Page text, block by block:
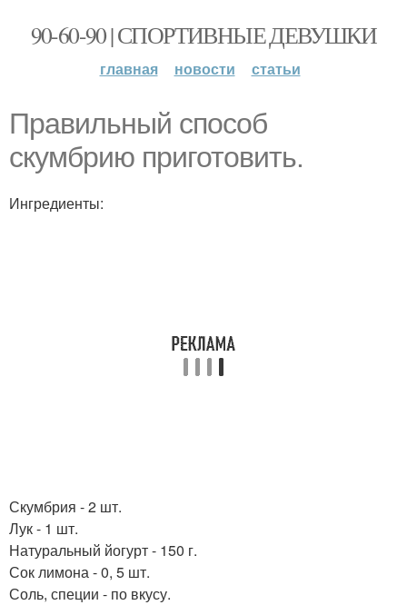
90-60-90 | СПОРТИВНЫЕ ДЕВУШКИ
главная новости статьи
Правильный способ
скумбрию приготовить.
Ингредиенты:
Скумбрия - 2 шт.
Лук - 1 шт.
Натуральный йогурт - 150 г.
Сок лимона - 0, 5 шт.
Соль, специи - по вкусу.